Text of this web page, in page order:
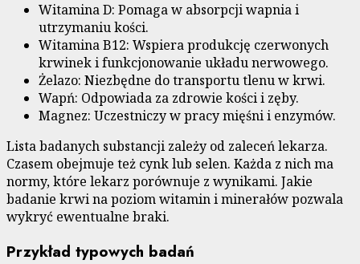
Witamina D: Pomaga w absorpcji wapnia i
utrzymaniu kości.
Witamina B12: Wspiera produkcję czerwonych
krwinek i funkcjonowanie układu nerwowego.
Żelazo: Niezbędne do transportu tlenu w krwi.
Wapń: Odpowiada za zdrowie kości i zęby.
Magnez: Uczestniczy w pracy mięśni i enzymów.
Lista badanych substancji zależy od zaleceń lekarza.
Czasem obejmuje też cynk lub selen. Każda z nich ma
normy, które lekarz porównuje z wynikami. Jakie
badanie krwi na poziom witamin i minerałów pozwala
wykryć ewentualne braki.
Przykład typowych badań